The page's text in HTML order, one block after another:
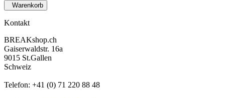
Warenkorb
Kontakt
BREAKshop.ch
Gaiserwaldstr. 16a
9015 St.Gallen
Schweiz
Telefon: +41 (0) 71 220 88 48